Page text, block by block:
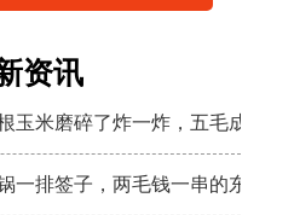
资讯
玉米磨碎了炸一炸，五毛成本卖
一排签子，两毛钱一串的东西炸